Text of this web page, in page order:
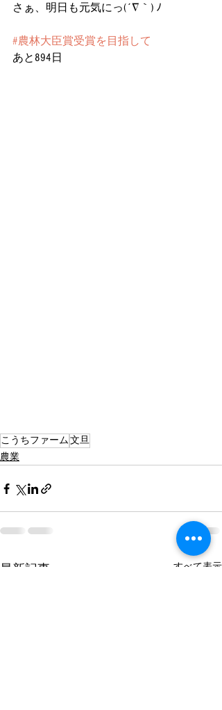
さぁ、明日も元気にっ(´∇｀) ﾉ
#農林大臣賞受賞を目指して
あと894日
こうちファーム文旦
農業
最新記事 すべて表示